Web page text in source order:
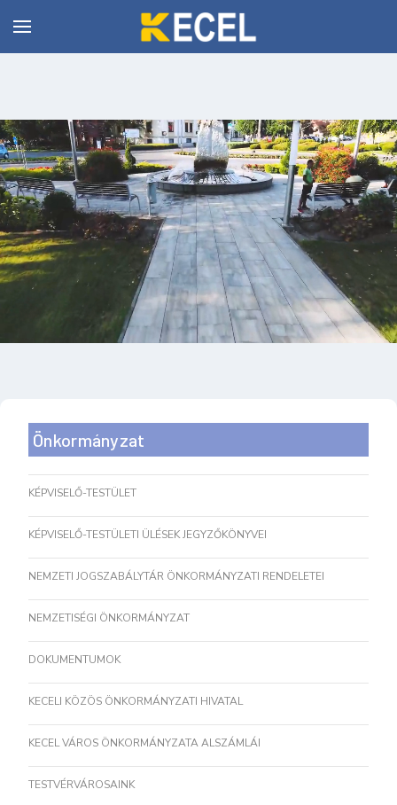
Önkormányzat
KÉPVISELŐ-TESTÜLET
KÉPVISELŐ-TESTÜLETI ÜLÉSEK JEGYZŐKÖNYVEI
NEMZETI JOGSZABÁLYTÁR ÖNKORMÁNYZATI RENDELETEI
NEMZETISÉGI ÖNKORMÁNYZAT
DOKUMENTUMOK
KECELI KÖZÖS ÖNKORMÁNYZATI HIVATAL
KECEL VÁROS ÖNKORMÁNYZATA ALSZÁMLÁI
TESTVÉRVÁROSAINK